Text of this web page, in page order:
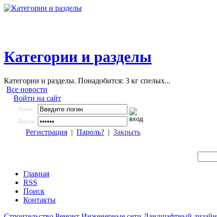
Категории и разделы
Категории и разделы. Понадобится: 3 кг спелых...
Все новости
Войти на сайт
Логин:
Пароль:
Регистрация | Пароль? | Закрыть
Главная
RSS
Поиск
Контакты